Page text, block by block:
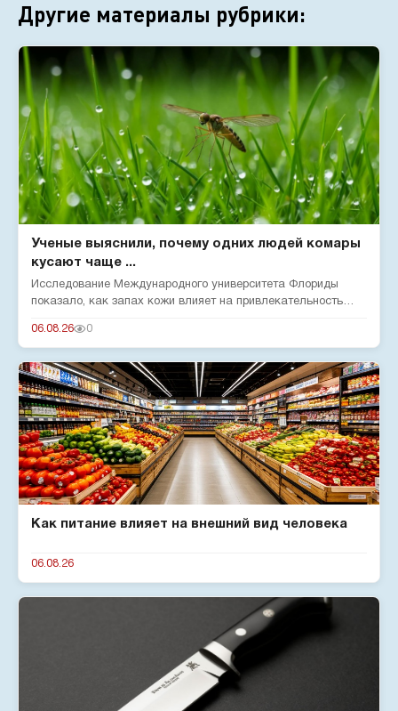
Другие материалы рубрики:
Ученые выяснили, почему одних людей комары
кусают чаще ...
Исследование Международного университета Флориды
показало, как запах кожи влияет на привлекательность
06.08.26 0
Как питание влияет на внешний вид человека
06.08.26